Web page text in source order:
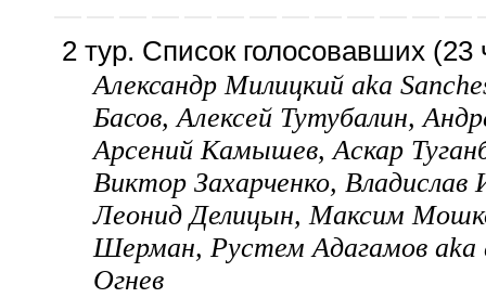
2 тур. Список голосовавших (23
Александр Милицкий aka
Басов, Алексей Тутубалин,
Арсений Камышев, Аскар
Виктор Захарченко,
Леонид Делицын, Максим
Шерман, Рустем Адагамов aka
Огнев